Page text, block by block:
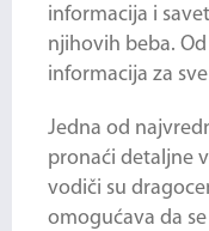
informacija i
njihovih beba.
informacija za
Jedna od
pronaći detaljne
vodiči su
omogućava da